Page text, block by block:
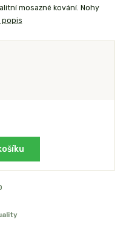
mosazné kování. Nohy
popis